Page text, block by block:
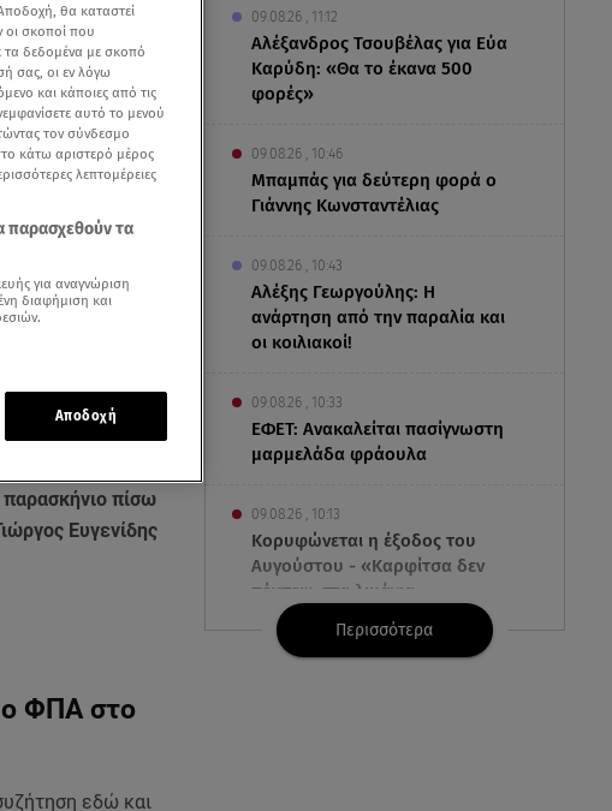
09.08.26 , 11:12
Αλέξανδρος Τσουβέλας για Εύα
Καρύδη: «Θα το έκανα 500
φορές»
09.08.26 , 10:46
Μπαμπάς για δεύτερη φορά ο
Γιάννης Κωνσταντέλιας
09.08.26 , 10:43
Αλέξης Γεωργούλης: Η
ανάρτηση από την παραλία και
οι κοιλιακοί!
09.08.26 , 10:33
ΕΦΕΤ: Ανακαλείται πασίγνωστη
μαρμελάδα φράουλα
09.08.26 , 10:13
Κορυφώνεται η έξοδος του
Αυγούστου - «Καρφίτσα δεν
πέφτει» στα λιμάνια
09.08.26 , 10:10
Περισσότερα
παρασκήνιο πίσω
Ευγενίδης
ο ΦΠΑ στο
εδώ και
θα καταστεί
οι σκοποί που
τα δεδομένα με σκοπό
σας, οι εν λόγω
και κάποιες από τις
αυτό το μενού
τον σύνδεσμο
κάτω αριστερό μέρος
λεπτομέρειες
παρασχεθούν τα
για αναγνώριση
διαφήμιση και
Αποδοχή